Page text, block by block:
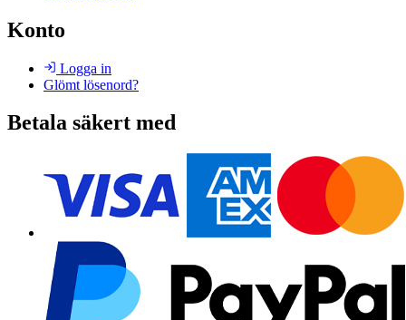
Konto
Logga in
Glömt lösenord?
Betala säkert med